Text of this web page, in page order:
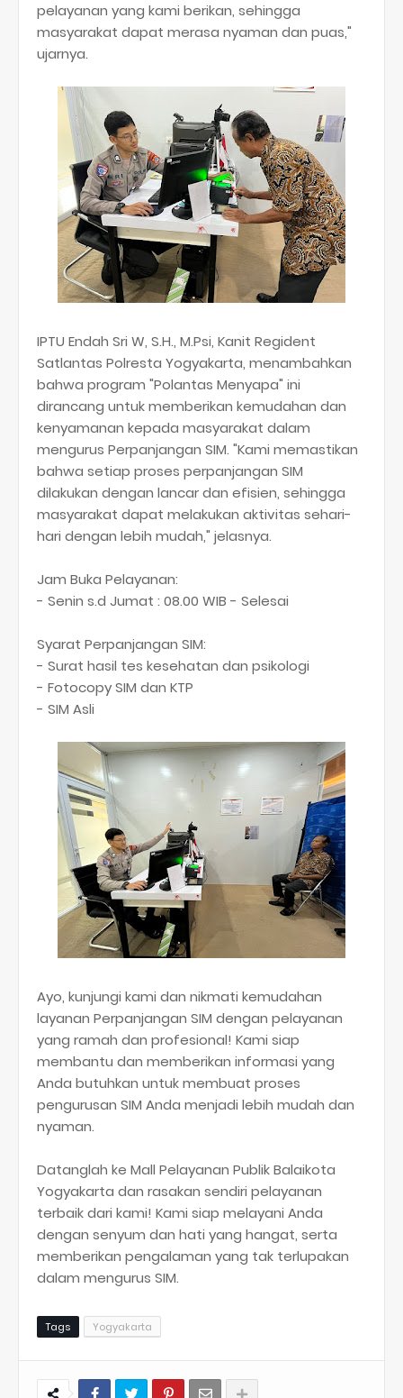
pelayanan yang kami berikan, sehingga
masyarakat dapat merasa nyaman dan puas,"
ujarnya.
IPTU Endah Sri W, S.H., M.Psi, Kanit Regident
Satlantas Polresta Yogyakarta, menambahkan
bahwa program "Polantas Menyapa" ini
dirancang untuk memberikan kemudahan dan
kenyamanan kepada masyarakat dalam
mengurus Perpanjangan SIM. "Kami memastikan
bahwa setiap proses perpanjangan SIM
dilakukan dengan lancar dan efisien, sehingga
masyarakat dapat melakukan aktivitas sehari-
hari dengan lebih mudah," jelasnya.
Jam Buka Pelayanan:
- Senin s.d Jumat : 08.00 WIB - Selesai
Syarat Perpanjangan SIM:
- Surat hasil tes kesehatan dan psikologi
- Fotocopy SIM dan KTP
- SIM Asli
Ayo, kunjungi kami dan nikmati kemudahan
layanan Perpanjangan SIM dengan pelayanan
yang ramah dan profesional! Kami siap
membantu dan memberikan informasi yang
Anda butuhkan untuk membuat proses
pengurusan SIM Anda menjadi lebih mudah dan
nyaman.
Datanglah ke Mall Pelayanan Publik Balaikota
Yogyakarta dan rasakan sendiri pelayanan
terbaik dari kami! Kami siap melayani Anda
dengan senyum dan hati yang hangat, serta
memberikan pengalaman yang tak terlupakan
dalam mengurus SIM.
Tags Yogyakarta